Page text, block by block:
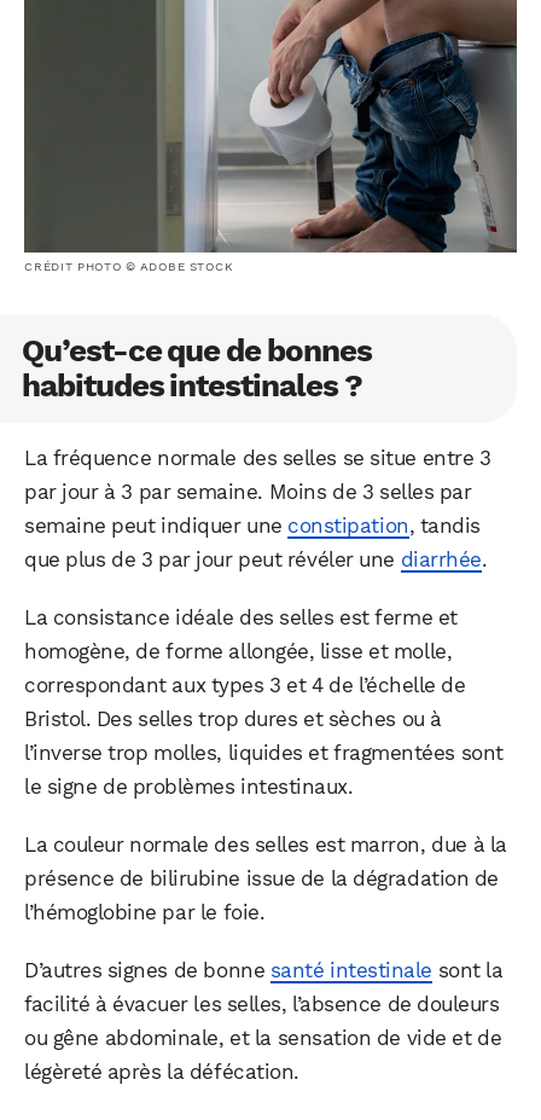
CRÉDIT PHOTO © ADOBE STOCK
Qu’est-ce que de bonnes
habitudes intestinales ?
La fréquence normale des selles se situe entre 3
par jour à 3 par semaine. Moins de 3 selles par
semaine peut indiquer une constipation, tandis
que plus de 3 par jour peut révéler une diarrhée.
La consistance idéale des selles est ferme et
homogène, de forme allongée, lisse et molle,
correspondant aux types 3 et 4 de l’échelle de
Bristol. Des selles trop dures et sèches ou à
l’inverse trop molles, liquides et fragmentées sont
le signe de problèmes intestinaux.
La couleur normale des selles est marron, due à la
présence de bilirubine issue de la dégradation de
l’hémoglobine par le foie.
D’autres signes de bonne santé intestinale sont la
facilité à évacuer les selles, l’absence de douleurs
ou gêne abdominale, et la sensation de vide et de
légèreté après la défécation.